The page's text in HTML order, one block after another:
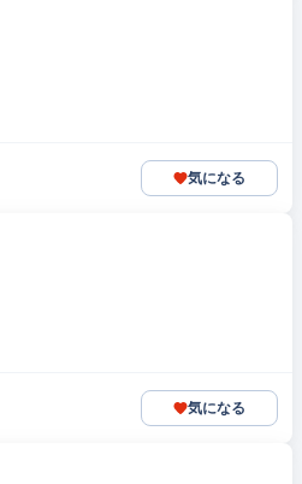
気になる
気になる